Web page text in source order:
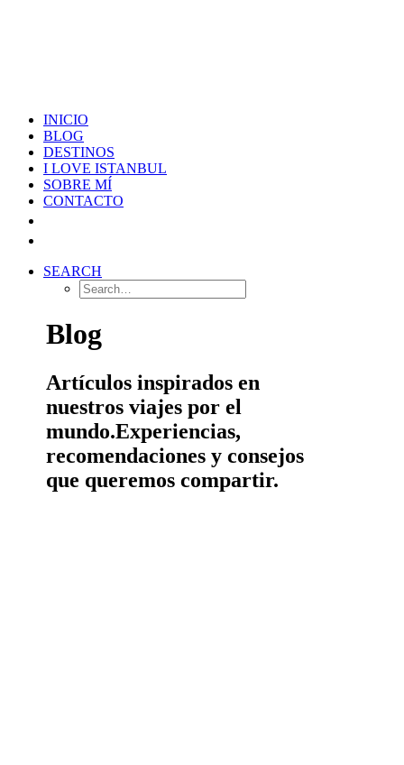
INICIO
BLOG
DESTINOS
I LOVE ISTANBUL
SOBRE MÍ
CONTACTO
SEARCH
Blog
Artículos inspirados en
nuestros viajes por el
mundo.Experiencias,
recomendaciones y consejos
que queremos compartir.